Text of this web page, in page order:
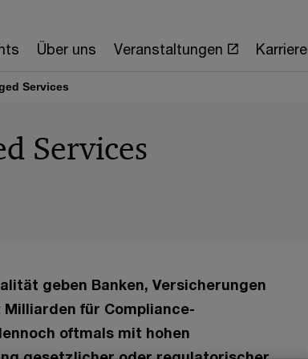
Über uns Veranstaltungen Karriere
Services
Services
geben Banken, Versicherungen
für Compliance-
oftmals mit hohen